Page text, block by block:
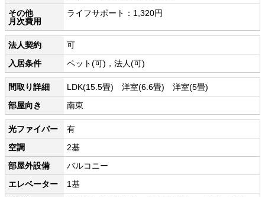
その他
月次費用
ライフサポート：1,320円
法人契約
可
入居条件
ペット(可)，法人(可)
間取り詳細
LDK(15.5畳) 洋室(6.6畳) 洋室(5畳)
部屋向き
南東
光ファイバー
有
空調
2基
部屋外設備
バルコニー
エレベーター
1基